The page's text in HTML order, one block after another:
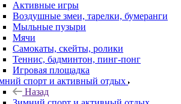
Активные игры
Воздушные змеи, тарелки, бумеранги
Мыльные пузыри
Мячи
Самокаты, скейты, ролики
Теннис, бадминтон, пинг-понг
Игровая площадка
спорт и активный отдых
Назад